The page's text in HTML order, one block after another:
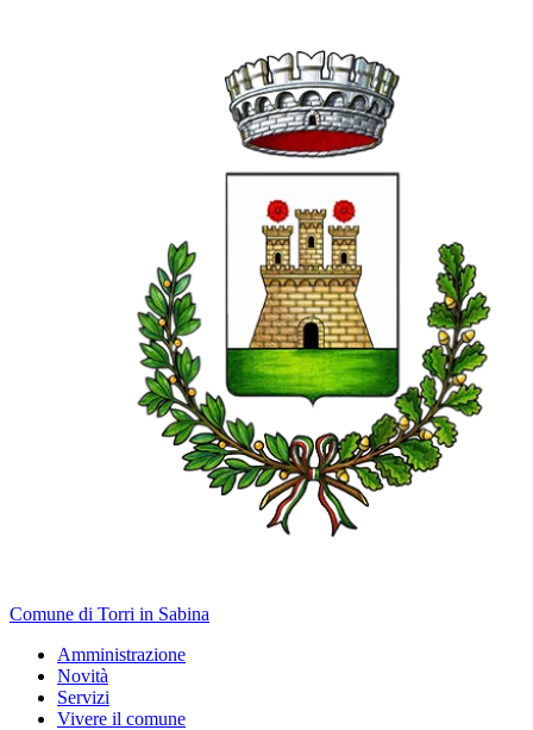
Comune di Torri in Sabina
Amministrazione
Novità
Servizi
Vivere il comune